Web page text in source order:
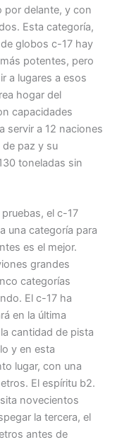
por delante, y con
Esta categoría,
globos c-17 hay
potentes, pero
a lugares a esos
hogar del
capacidades
servir a 12 naciones
paz y su
toneladas sin
el c-17
una categoría para
es el mejor.
grandes
categorías
El c-17 ha
en la última
cantidad de pista
y en esta
lugar, con una
El espíritu b2.
novecientos
la tercera, el
antes de